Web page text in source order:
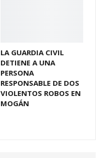
LA GUARDIA CIVIL
DETIENE A UNA
PERSONA
RESPONSABLE DE DOS
VIOLENTOS ROBOS EN
MOGÁN